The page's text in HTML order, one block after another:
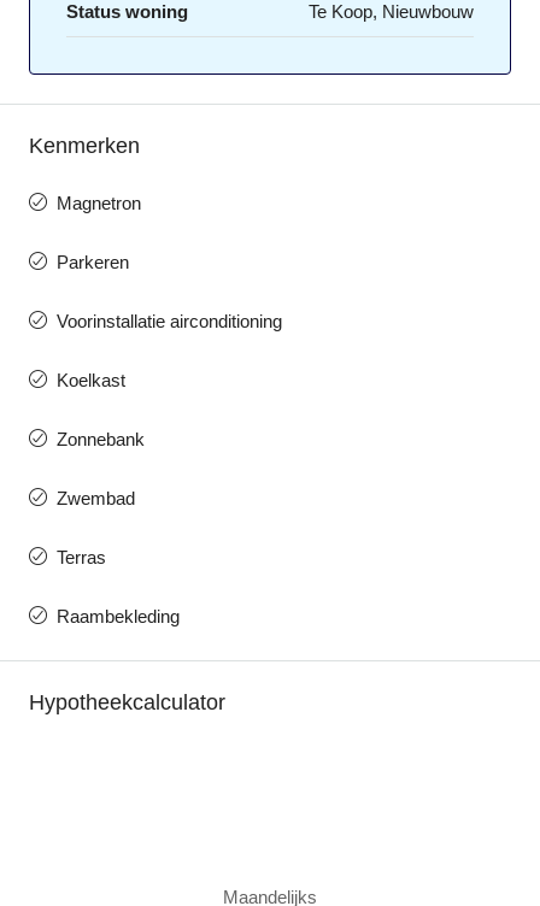
Status woning Te Koop, Nieuwbouw
Kenmerken
Magnetron
Parkeren
Voorinstallatie airconditioning
Koelkast
Zonnebank
Zwembad
Terras
Raambekleding
Hypotheekcalculator
Maandelijks